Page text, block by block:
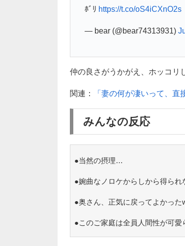
ﾎﾞﾘ https://t.co/oS4iCXnO2s
— bear (@bear74313931)
仲の良さがうかがえ、ホッコリ
関連： 「妻の何が凄いって、
みんなの反応
●当然の摂理…
●婉曲なノロケからしから得られ
●奥さん、正気に戻ってよかっ
●このご家庭は全員人間性が可